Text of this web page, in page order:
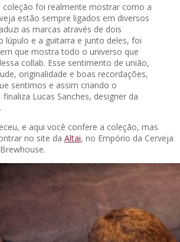
coleção foi realmente mostrar como a
estão sempre ligados em diversos
as marcas através de dois
lúpulo e a guitarra e junto deles, foi
que mostra todo o universo que
collab. Esse sentimento de união,
originalidade e boas recordações,
sentimos e assim criando o
finaliza Lucas Sanches, designer da
.
e aqui você confere a coleção, mas
no site da Altai, no Empório da Cerveja